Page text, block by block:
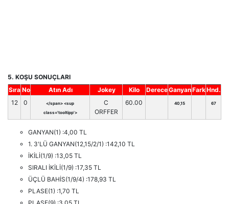
5. KOŞU SONUÇLARI
Sıra No Atın Adı Jokey Kilo DereceGanyanFarkHnd.
12
0
</span> <sup
class='tooltipp'>
C
ORFFER
60.00 40,15 67
GANYAN(1) :4,00 TL
1. 3'LÜ GANYAN(12,15/2/1) :142,10 TL
İKİLİ(1/9) :13,05 TL
SIRALI İKİLİ(1/9) :17,35 TL
ÜÇLÜ BAHİS(1/9/4) :178,93 TL
PLASE(1) :1,70 TL